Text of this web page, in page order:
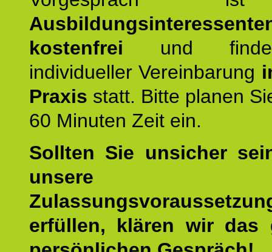
kostenfrei und
individueller Vereinbarung
Praxis statt. Bitte planen
60 Minuten Zeit ein.
Sollten Sie unsicher
unsere
erfüllen, klären wir das